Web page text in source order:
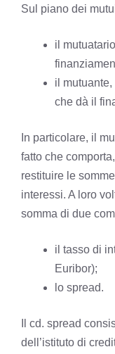
Sul piano dei
il
il
che dà il
In particolare, il
fatto che
restituire le
interessi. A loro
somma di due
il tasso di
Euribor);
lo spread.
Il cd. spread
dell’istituto di